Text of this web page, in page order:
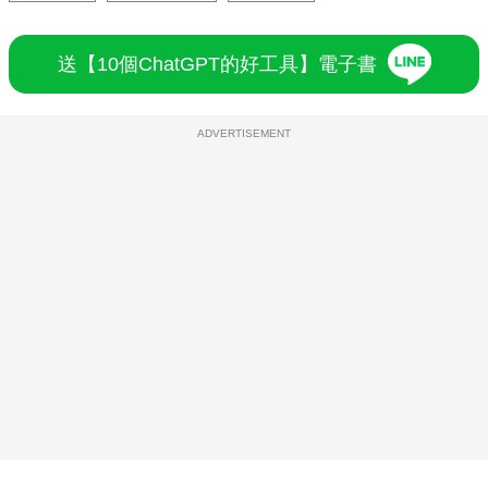
送【10個ChatGPT的好工具】電子書
ADVERTISEMENT